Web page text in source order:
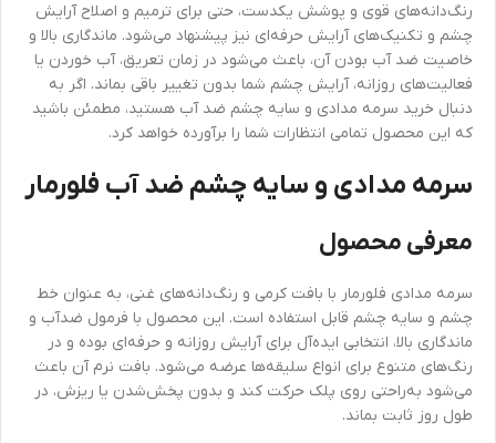
رنگ‌دانه‌های قوی و پوشش یکدست، حتی برای ترمیم و اصلاح آرایش
چشم و تکنیک‌های آرایش حرفه‌ای نیز پیشنهاد می‌شود. ماندگاری بالا و
خاصیت ضد آب بودن آن، باعث می‌شود در زمان تعریق، آب خوردن یا
فعالیت‌های روزانه، آرایش چشم شما بدون تغییر باقی بماند. اگر به
دنبال خرید سرمه مدادی و سایه چشم ضد آب هستید، مطمئن باشید
که این محصول تمامی انتظارات شما را برآورده خواهد کرد.
سرمه مدادی و سایه چشم ضد آب فلورمار
معرفی محصول
سرمه مدادی فلورمار با بافت کرمی و رنگ‌دانه‌های غنی، به عنوان خط
چشم و سایه چشم قابل استفاده است. این محصول با فرمول ضدآب و
ماندگاری بالا، انتخابی ایده‌آل برای آرایش روزانه و حرفه‌ای بوده و در
رنگ‌های متنوع برای انواع سلیقه‌ها عرضه می‌شود. بافت نرم آن باعث
می‌شود به‌راحتی روی پلک حرکت کند و بدون پخش‌شدن یا ریزش، در
طول روز ثابت بماند.